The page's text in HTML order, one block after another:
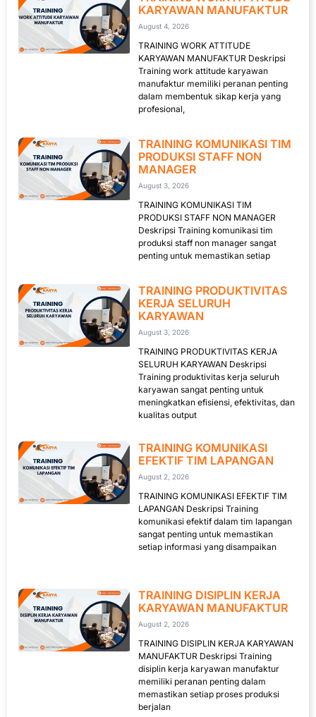
KARYAWAN MANUFAKTUR
August 4, 2026
TRAINING WORK ATTITUDE
KARYAWAN MANUFAKTUR Deskripsi
Training work attitude karyawan
manufaktur memiliki peranan penting
dalam membentuk sikap kerja yang
profesional,
TRAINING KOMUNIKASI TIM
PRODUKSI STAFF NON
MANAGER
August 3, 2026
TRAINING KOMUNIKASI TIM
PRODUKSI STAFF NON MANAGER
Deskripsi Training komunikasi tim
produksi staff non manager sangat
penting untuk memastikan setiap
TRAINING PRODUKTIVITAS
KERJA SELURUH
KARYAWAN
August 3, 2026
TRAINING PRODUKTIVITAS KERJA
SELURUH KARYAWAN Deskripsi
Training produktivitas kerja seluruh
karyawan sangat penting untuk
meningkatkan efisiensi, efektivitas, dan
kualitas output
TRAINING KOMUNIKASI
EFEKTIF TIM LAPANGAN
August 2, 2026
TRAINING KOMUNIKASI EFEKTIF TIM
LAPANGAN Deskripsi Training
komunikasi efektif dalam tim lapangan
sangat penting untuk memastikan
setiap informasi yang disampaikan
TRAINING DISIPLIN KERJA
KARYAWAN MANUFAKTUR
August 2, 2026
TRAINING DISIPLIN KERJA KARYAWAN
MANUFAKTUR Deskripsi Training
disiplin kerja karyawan manufaktur
memiliki peranan penting dalam
memastikan setiap proses produksi
berjalan